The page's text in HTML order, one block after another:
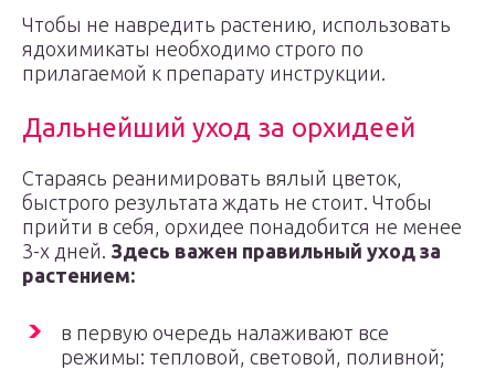
Чтобы не навредить растению, использовать
ядохимикаты необходимо строго по
прилагаемой к препарату инструкции.
Дальнейший уход за орхидеей
Стараясь реанимировать вялый цветок,
быстрого результата ждать не стоит. Чтобы
прийти в себя, орхидее понадобится не менее
3-х дней. Здесь важен правильный уход за
растением:
в первую очередь налаживают все
режимы: тепловой, световой, поливной;